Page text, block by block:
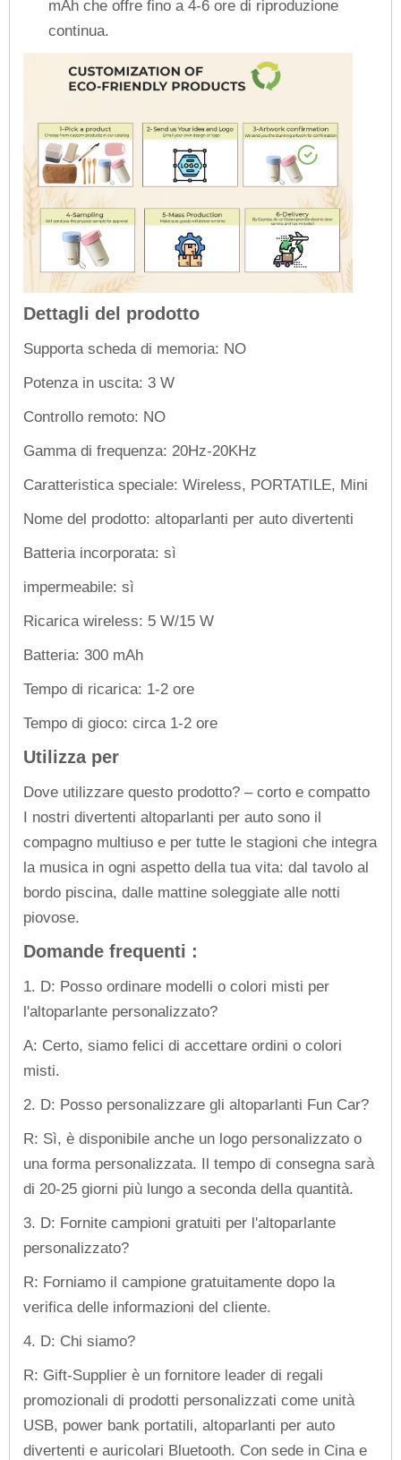
mAh che offre fino a 4-6 ore di riproduzione
continua.
Dettagli del prodotto
Supporta scheda di memoria: NO
Potenza in uscita: 3 W
Controllo remoto: NO
Gamma di frequenza: 20Hz-20KHz
Caratteristica speciale: Wireless, PORTATILE, Mini
Nome del prodotto: altoparlanti per auto divertenti
Batteria incorporata: sì
impermeabile: sì
Ricarica wireless: 5 W/15 W
Batteria: 300 mAh
Tempo di ricarica: 1-2 ore
Tempo di gioco: circa 1-2 ore
Utilizza per
Dove utilizzare questo prodotto? – corto e compatto
I nostri divertenti altoparlanti per auto sono il
compagno multiuso e per tutte le stagioni che integra
la musica in ogni aspetto della tua vita: dal tavolo al
bordo piscina, dalle mattine soleggiate alle notti
piovose.
Domande frequenti :
1. D: Posso ordinare modelli o colori misti per
l'altoparlante personalizzato?
A: Certo, siamo felici di accettare ordini o colori
misti.
2. D: Posso personalizzare gli altoparlanti Fun Car?
R: Sì, è disponibile anche un logo personalizzato o
una forma personalizzata. Il tempo di consegna sarà
di 20-25 giorni più lungo a seconda della quantità.
3. D: Fornite campioni gratuiti per l'altoparlante
personalizzato?
R: Forniamo il campione gratuitamente dopo la
verifica delle informazioni del cliente.
4. D: Chi siamo?
R: Gift-Supplier è un fornitore leader di regali
promozionali di prodotti personalizzati come unità
USB, power bank portatili, altoparlanti per auto
divertenti e auricolari Bluetooth. Con sede in Cina e